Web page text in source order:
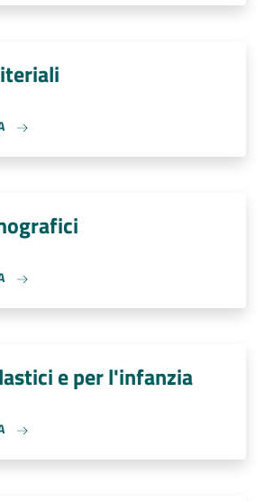
e per l'infanzia